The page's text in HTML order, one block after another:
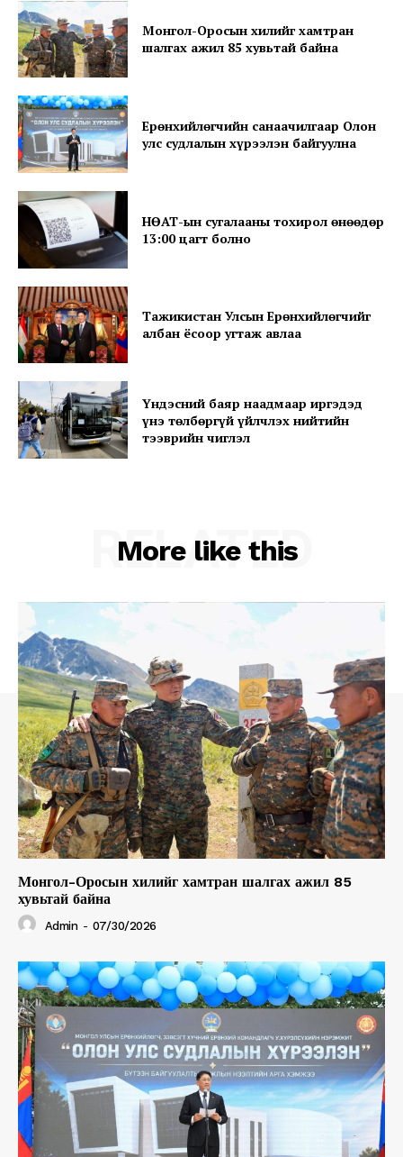
Company
About
Contact us
Subscription Plans
Монгол-Оросын хилийг хамтран
шалгах ажил 85 хувьтай байна
Ерөнхийлөгчийн санаачилгаар Олон
улс судлалын хүрээлэн байгуулна
НӨАТ-ын сугалааны тохирол өнөөдөр
13:00 цагт болно
Тажикистан Улсын Ерөнхийлөгчийг
албан ёсоор угтаж авлаа
Үндэсний баяр наадмаар иргэдэд
үнэ төлбөргүй үйлчлэх нийтийн
тээврийн чиглэл
More like this
RELATED
Монгол-Оросын хилийг хамтран шалгах ажил 85
хувьтай байна
Admin - 07/30/2026